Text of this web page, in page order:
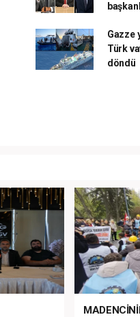
Gazze
Türk
döndü